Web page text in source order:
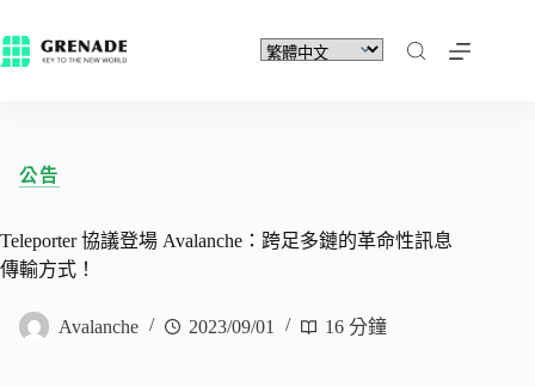
公告
Teleporter 協議登場 Avalanche：跨足多鏈的革命性訊息
傳輸方式！
Avalanche 2023/09/01 16 分鐘